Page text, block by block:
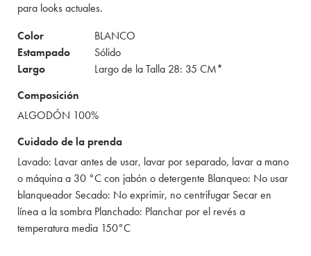
para looks actuales.
Color
BLANCO
Estampado
Sólido
Largo
Largo de la Talla 28: 35 CM*
Composición
ALGODÓN 100%
Cuidado de la prenda
Lavado: Lavar antes de usar, lavar por separado, lavar a mano
o máquina a 30 °C con jabón o detergente Blanqueo: No usar
blanqueador Secado: No exprimir, no centrifugar Secar en
línea a la sombra Planchado: Planchar por el revés a
temperatura media 150°C